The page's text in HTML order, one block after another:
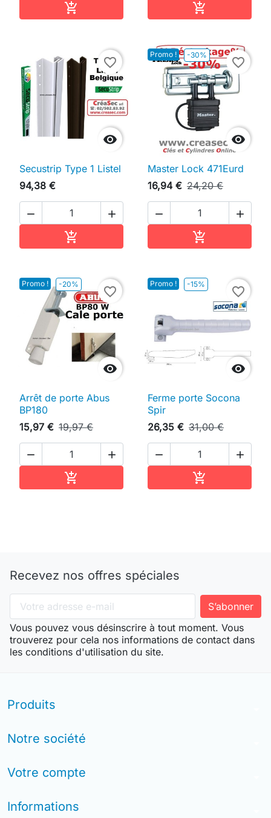
 

favorite_border
Secustrip Type 1 Listel
94,38 €
 

Promo ! -30%

favorite_border
Master Lock 471Eurd
16,94 € 24,20 €
 

Promo ! -20%

favorite_border
Arrêt de porte Abus
BP180
15,97 € 19,97 €
 

Promo ! -15%

favorite_border
Ferme porte Socona
Spir
26,35 € 31,00 €
 

Recevez nos offres spéciales
Vous pouvez vous désinscrire à tout moment. Vous
trouverez pour cela nos informations de contact dans
les conditions d'utilisation du site.
Produits
Notre société
Votre compte
Informations